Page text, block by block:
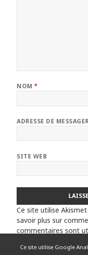
Ce site utilise Google
NOM*
ADRESSE DE
SITE WEB
Ce site utilise
savoir plus sur
commentaires sont